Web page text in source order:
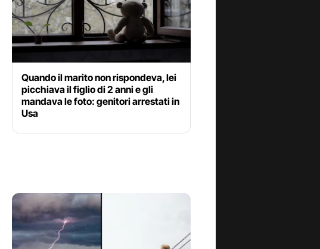
Quando il marito non rispondeva, lei
picchiava il figlio di 2 anni e gli
mandava le foto: genitori arrestati in
Usa